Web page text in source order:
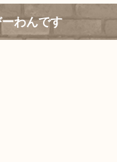
わんです